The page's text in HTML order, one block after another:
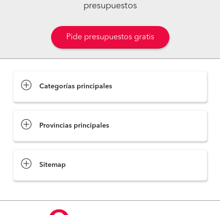
presupuestos
Pide presupuestos gratis
Categorías principales
Provincias principales
Sitemap